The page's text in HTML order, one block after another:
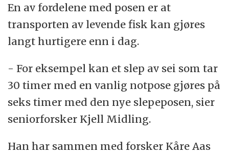
En av fordelene med posen er at
transporten av levende fisk kan gjøres
langt hurtigere enn i dag.
- For eksempel kan et slep av sei som tar
30 timer med en vanlig notpose gjøres på
seks timer med den nye slepeposen, sier
seniorforsker Kjell Midling.
Han har sammen med forsker Kåre Aas